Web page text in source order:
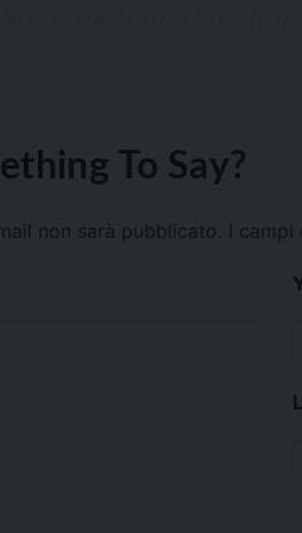
To Say?
non sarà pubblicato. I